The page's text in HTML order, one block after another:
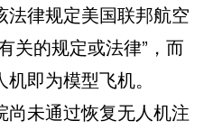
法律规定美国联邦航空
关的规定或法律”，而
即为模型飞机。
未通过恢复无人机注